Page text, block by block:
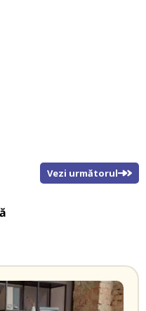
Vezi următorul